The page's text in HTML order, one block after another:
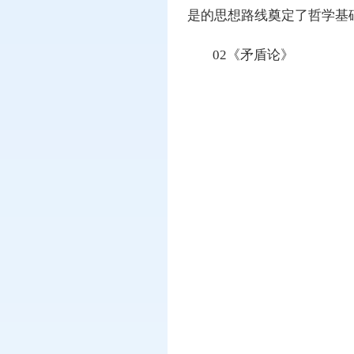
是的思想路线奠定了哲学基
02《矛盾论》